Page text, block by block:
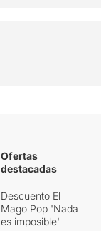
Ofertas
destacadas
Descuento El
Mago Pop 'Nada
es imposible'